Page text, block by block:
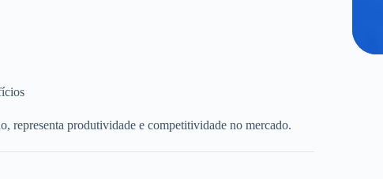
representa produtividade e competitividade no mercado.